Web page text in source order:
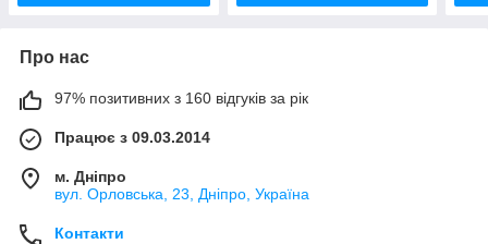
Про нас
97% позитивних з 160 відгуків за рік
Працює з 09.03.2014
м. Дніпро
вул. Орловська, 23, Дніпро, Україна
Контакти